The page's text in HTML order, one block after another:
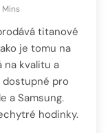
Mins
titanové
je tomu na
na kvalitu a
dostupné pro
a Samsung.
hodinky.